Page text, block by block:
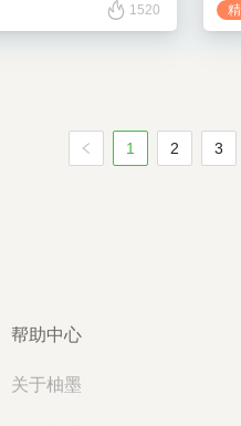
1520
1 2 3
帮助中心
关于柚墨